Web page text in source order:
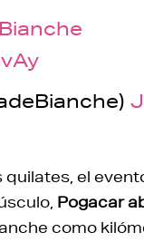
quilates, el
Pogacar
como